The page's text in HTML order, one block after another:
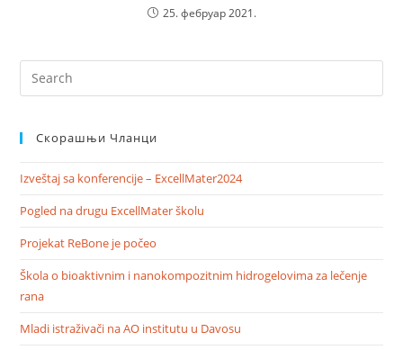
25. фебруар 2021.
Скорашњи Чланци
Izveštaj sa konferencije – ExcellMater2024
Pogled na drugu ExcellMater školu
Projekat ReBone je počeo
Škola o bioaktivnim i nanokompozitnim hidrogelovima za lečenje
rana
Mladi istraživači na AO institutu u Davosu